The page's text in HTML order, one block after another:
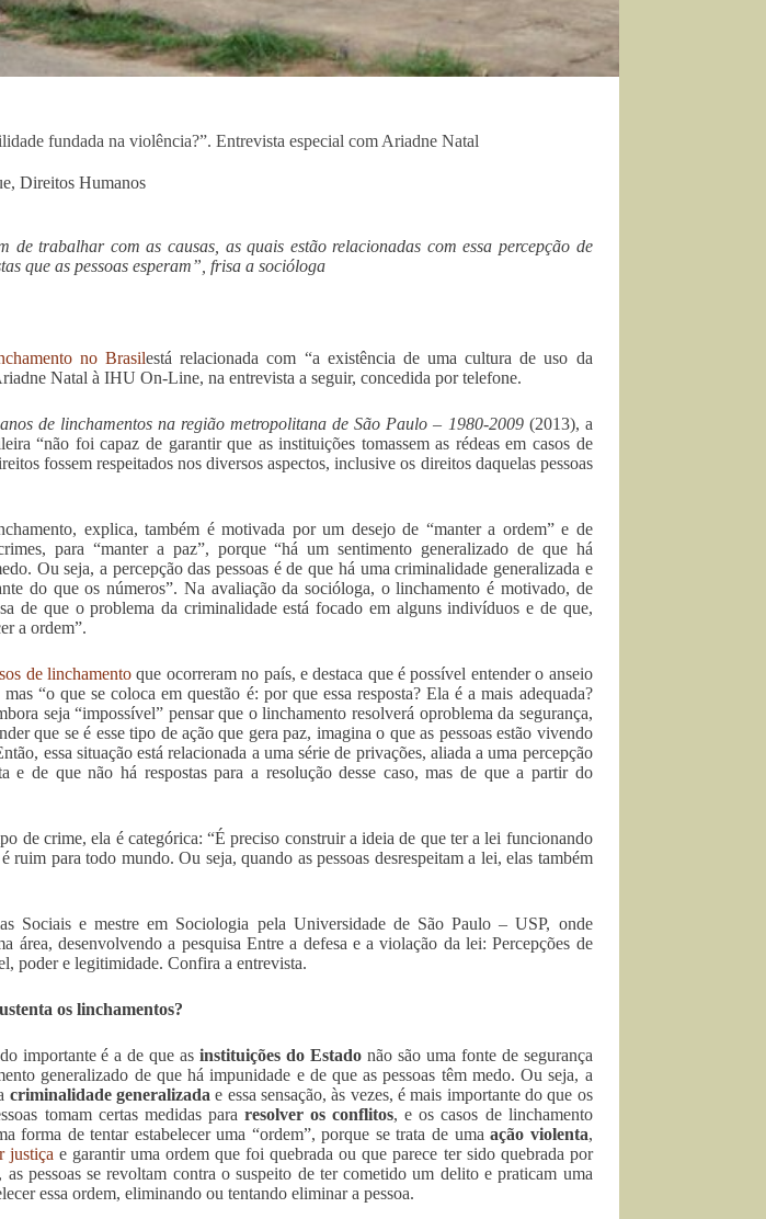
fundada na violência?”. Entrevista especial com Ariadne Natal
, Direitos Humanos
de trabalhar com as causas, as quais estão relacionadas com essa percepção de
que as pessoas esperam”, frisa a socióloga
no Brasilestá relacionada com “a existência de uma cultura de uso da
Natal à IHU On-Line, na entrevista a seguir, concedida por telefone.
de linchamentos na região metropolitana de São Paulo – 1980-2009(2013), a
“não foi capaz de garantir que as instituições tomassem as rédeas em casos de
fossem respeitados nos diversos aspectos, inclusive os direitos daquelas pessoas
explica, também é motivada por um desejo de “manter a ordem” e de
para “manter a paz”, porque “há um sentimento generalizado de que há
Ou seja, a percepção das pessoas é de que há uma criminalidade generalizada e
do que os números”. Na avaliação da socióloga, o linchamento é motivado, de
de que o problema da criminalidade está focado em alguns indivíduos e de que,
a ordem”.
de linchamento que ocorreram no país, e destaca que é possível entender o anseio
mas “o que se coloca em questão é: por que essa resposta? Ela é a mais adequada?
seja “impossível” pensar que o linchamento resolverá oproblema da segurança,
que se é esse tipo de ação que gera paz, imagina o que as pessoas estão vivendo
essa situação está relacionada a uma série de privações, aliada a uma percepção
e de que não há respostas para a resolução desse caso, mas de que a partir do
de crime, ela é categórica: “É preciso construir a ideia de que ter a lei funcionando
ruim para todo mundo. Ou seja, quando as pessoas desrespeitam a lei, elas também
Sociais e mestre em Sociologia pela Universidade de São Paulo – USP, onde
área, desenvolvendo a pesquisa Entre a defesa e a violação da lei: Percepções de
poder e legitimidade. Confira a entrevista.
os linchamentos?
importante é a de que asinstituições do Estado não são uma fonte de segurança
generalizado de que há impunidade e de que as pessoas têm medo. Ou seja, a
criminalidade generalizada e essa sensação, às vezes, é mais importante do que os
tomam certas medidas para resolver os conflitos, e os casos de linchamento
forma de tentar estabelecer uma “ordem”, porque se trata de umaação violenta,
justiça e garantir uma ordem que foi quebrada ou que parece ter sido quebrada por
pessoas se revoltam contra o suspeito de ter cometido um delito e praticam uma
essa ordem, eliminando ou tentando eliminar a pessoa.